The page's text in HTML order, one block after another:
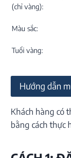
(chỉ vàng):
Màu sắc:
Tuổi vàng:
Hướng dẫn
Khách hàng có
bằng cách thực